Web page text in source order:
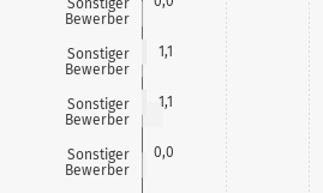
Bewerber
Sonstiger
Bewerber
Sonstiger
Bewerber
Sonstiger
Bewerber
1,1
1,1
0,0